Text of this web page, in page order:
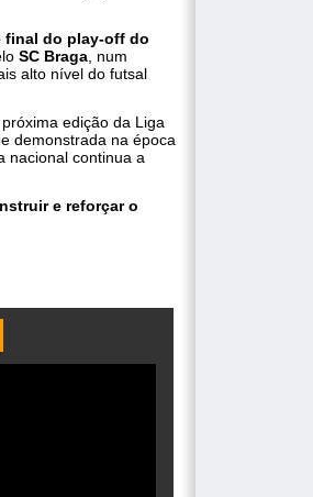
final do play-off do
SC Braga , num
alto nível do futsal
edição da Liga
demonstrada na época
nacional continua a
e reforçar o